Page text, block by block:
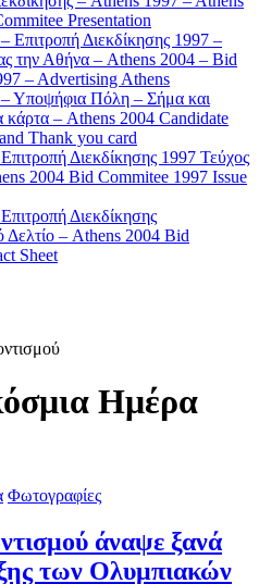
Presentation
Επιτροπή Διεκδίκησης 1997 –
την Αθήνα – Athens 2004 – Bid
– Advertising Athens
Υποψήφια Πόλη – Σήμα και
κάρτα – Athens 2004 Candidate
Thank you card
Διεκδίκησης 1997 Τεύχος
2004 Bid Commitee 1997 Issue
Διεκδίκησης
Δελτίο – Athens 2004 Bid
Sheet
Ημέρα
Φωτογραφίες
άναψε ξανά
των Ολυμπιακών